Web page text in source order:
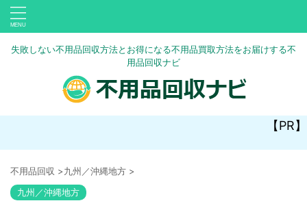
失敗しない不用品回収方法とお得になる不用品買取方法をお届けする不
用品回収ナビ
【PR】
不用品回収 >九州／沖縄地方 >
九州／沖縄地方